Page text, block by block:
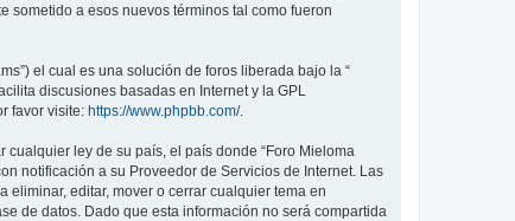
sometido a esos nuevos términos tal como fueron
el cual es una solución de foros liberada bajo la “
discusiones basadas en Internet y la GPL
favor visite: https://www.phpbb.com/.
ley de su país, el país donde “Foro Mieloma
notificación a su Proveedor de Servicios de Internet. Las
eliminar, editar, mover o cerrar cualquier tema en
de datos. Dado que esta información no será compartida